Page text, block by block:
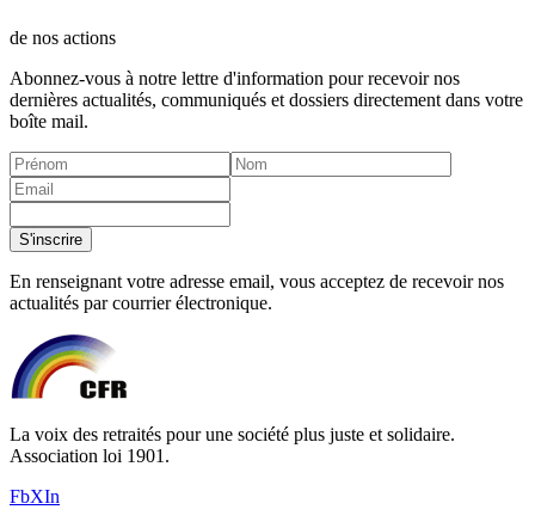
de nos actions
Abonnez-vous à notre lettre d'information pour recevoir nos
dernières actualités, communiqués et dossiers directement dans votre
boîte mail.
S'inscrire
En renseignant votre adresse email, vous acceptez de recevoir nos
actualités par courrier électronique.
La voix des retraités pour une société plus juste et solidaire.
Association loi 1901.
FbXIn